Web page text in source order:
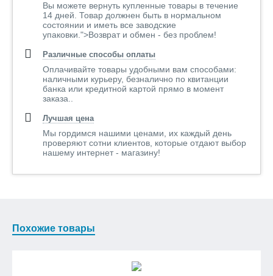
Вы можете вернуть купленные товары в течение
14 дней. Товар должнен быть в нормальном
состоянии и иметь все заводские
упаковки.">Возврат и обмен - без проблем!
Различные способы оплаты
Оплачивайте товары удобными вам способами:
наличными курьеру, безналично по квитанции
банка или кредитной картой прямо в момент
заказа..
Лучшая цена
Мы гордимся нашими ценами, их каждый день
проверяют сотни клиентов, которые отдают выбор
нашему интернет - магазину!
Похожие товары